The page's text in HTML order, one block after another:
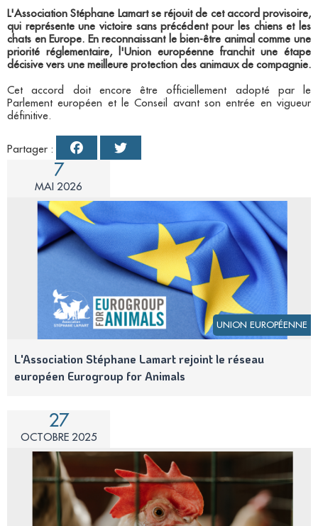
L'Association Stéphane Lamart se réjouit de cet accord provisoire,
qui représente une victoire sans précédent pour les chiens et les
chats en Europe. En reconnaissant le bien-être animal comme une
priorité réglementaire, l'Union européenne franchit une étape
décisive vers une meilleure protection des animaux de compagnie.
Cet accord doit encore être officiellement adopté par le
Parlement européen et le Conseil avant son entrée en vigueur
définitive.
Partager :
7
MAI 2026
UNION EUROPÉENNE
L'Association Stéphane Lamart rejoint le réseau
européen Eurogroup for Animals
27
OCTOBRE 2025